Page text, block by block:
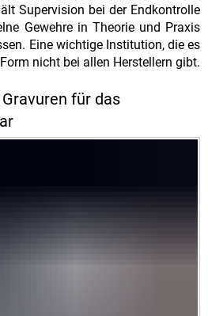
Supervision bei der Endkontrolle
Gewehre in Theorie und Praxis
Eine wichtige Institution, die es
nicht bei allen Herstellern gibt.
für das